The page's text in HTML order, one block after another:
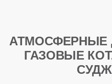
АТМОСФЕРНЫЕ
ГАЗОВЫЕ